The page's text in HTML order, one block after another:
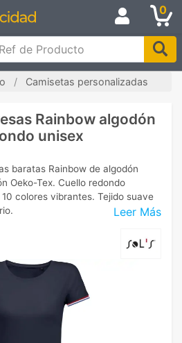
0
de Producto
Camisetas personalizadas
Rainbow algodón
unisex
Leer Más
baratas Rainbow de algodón
Oeko-Tex. Cuello redondo
colores vibrantes. Tejido suave